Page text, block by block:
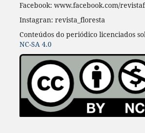
Facebook: www.facebook.com/
Instagran: revista_floresta
Conteúdos do periódico licenciados
NC-SA 4.0